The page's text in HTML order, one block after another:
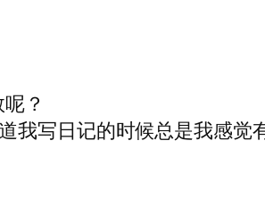
？
我写日记的时候总是我感觉